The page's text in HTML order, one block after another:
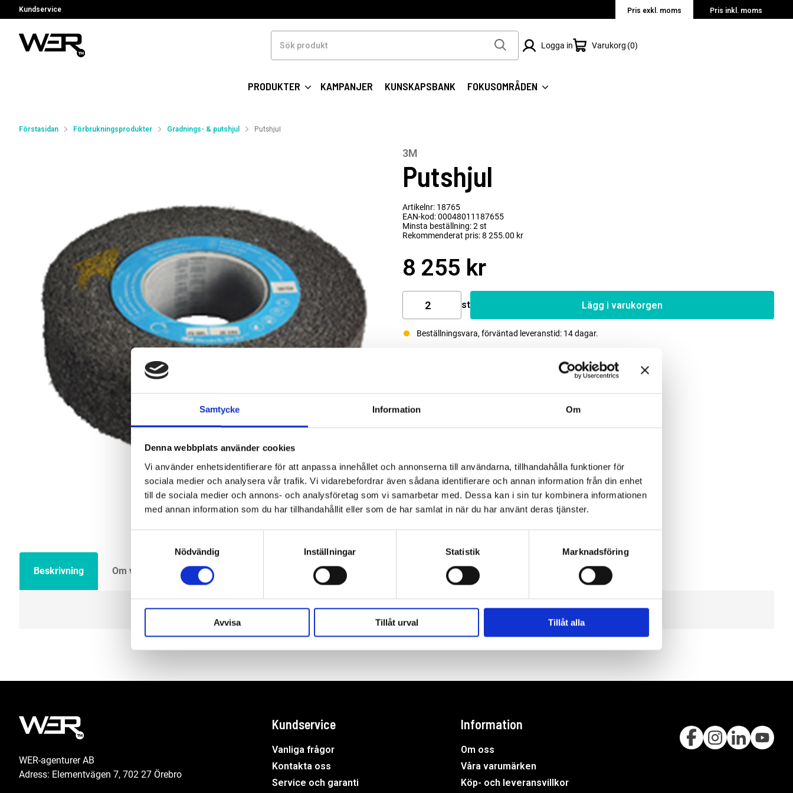
Samtycke Information Om
Denna webbplats använder cookies
Vi använder enhetsidentifierare för att anpassa innehållet och annonserna till användarna, tillhandahålla funktioner för
sociala medier och analysera vår trafik. Vi vidarebefordrar även sådana identifierare och annan information från din enhet
till de sociala medier och annons- och analysföretag som vi samarbetar med. Dessa kan i sin tur kombinera informationen
med annan information som du har tillhandahållit eller som de har samlat in när du har använt deras tjänster.
Nödvändig
Inställningar Statistik Marknadsföring
Avvisa Tillåt urval Tillåt alla
Kundservice Pris exkl. moms Pris inkl. moms
produkt
Logga in Varukorg 0
PRODUKTER KAMPANJER KUNSKAPSBANK FOKUSOMRÅDEN
Förstasidan Förbrukningsprodukter Gradnings- & putshjul Putshjul
3M
Putshjul
Artikelnr: 18765
EAN-kod: 00048011187655
Minsta beställning: 2 st
Rekommenderat pris: 8 255.00 kr
8 255 kr
st Lägg i varukorgen
Beställningsvara, förväntad leveranstid: 14 dagar.
Beskrivning Om varumärket Filer
WER-agenturer AB
Adress: Elementvägen 7, 702 27 Örebro
Kundservice
Vanliga frågor
Kontakta oss
Service och garanti
Information
Om oss
Våra varumärken
Köp- och leveransvillkor